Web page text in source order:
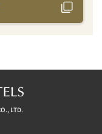
LTD.